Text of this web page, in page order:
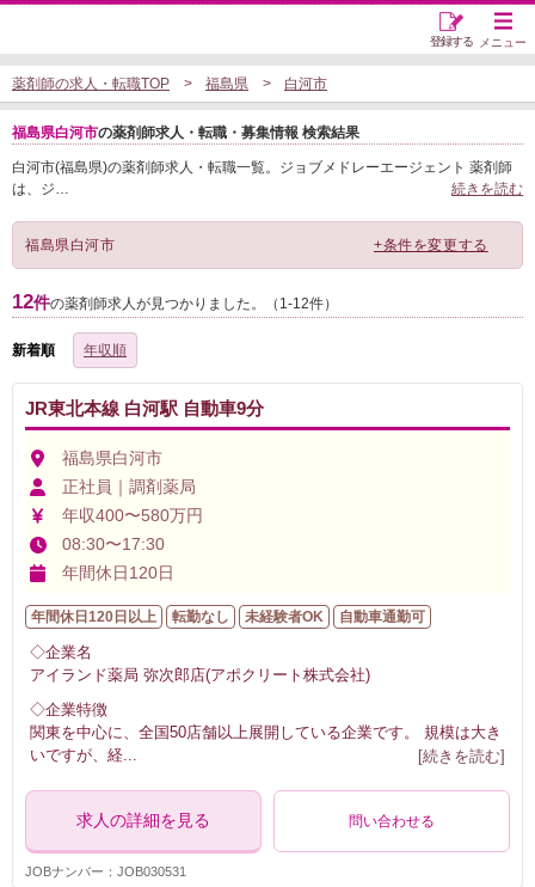
メニュー
登録する
薬剤師の求人・転職TOP 福島県 白河市
福島県白河市の薬剤師求人・転職・募集情報 検索結果
白河市(福島県)の薬剤師求人・転職一覧。ジョブメドレーエージェント 薬剤師
は、ジ… 続きを読む
福島県白河市 +条件を変更する
12件の薬剤師求人が見つかりました。（1-12件）
新着順 年収順
JR東北本線 白河駅 自動車9分
福島県白河市
正社員｜調剤薬局
年収400〜580万円
08:30〜17:30
年間休日120日
年間休日120日以上 転勤なし 未経験者OK 自動車通勤可
◇企業名
アイランド薬局 弥次郎店(アポクリート株式会社)
◇企業特徴
関東を中心に、全国50店舗以上展開している企業です。 規模は大き
いですが、経... [続きを読む]
求人の詳細を見る 問い合わせる
JOBナンバー：JOB030531